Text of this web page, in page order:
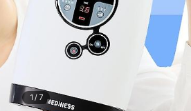
1 / 7